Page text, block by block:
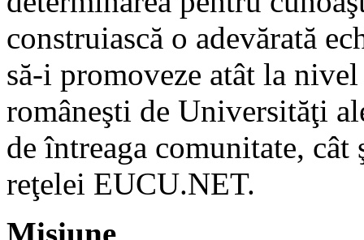
construiască o adevărată
să-i promoveze atât la
româneşti de Universităţi
de întreaga comunitate,
reţelei EUCU.NET.
Misiune